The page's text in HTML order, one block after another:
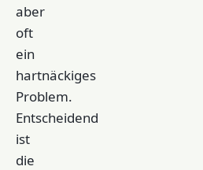
aber
oft
ein
hartnäckiges
Problem.
Entscheidend
ist
die